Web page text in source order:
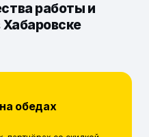
работы и
обедах